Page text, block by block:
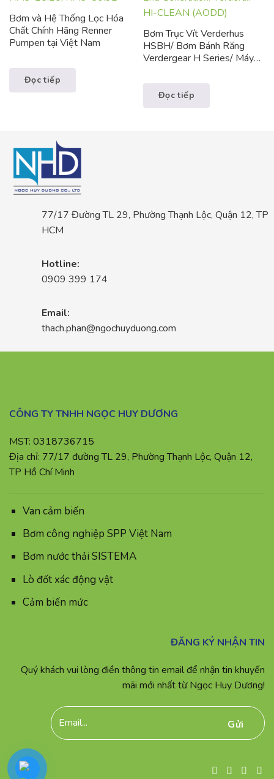
Bơm và Hệ Thống Lọc Hóa
Chất Chính Hãng Renner
Pumpen tại Việt Nam
Đọc tiếp
Bơm Trục Vít Verderhus
HSBH/ Bơm Bánh Răng
Verdergear H Series/ Máy
Phẩm Verderpro/ Bơm Định
Lượng Verderflex/ Bơm
Màng Khí Verderair
Đọc tiếp
77/17 Đường TL 29, Phường Thạnh Lộc, Quận 12, TP
HCM
Hotline:
0909 399 174
Email:
thach.phan@ngochuyduong.com
CÔNG TY TNHH NGỌC HUY DƯƠNG
MST: 0318736715
Địa chỉ: 77/17 đường TL 29, Phường Thạnh Lộc, Quận 12,
TP Hồ Chí Minh
Van cảm biến
Bơm công nghiệp SPP Việt Nam
Bơm nước thải SISTEMA
Lò đốt xác động vật
Cảm biến mức
ĐĂNG KÝ NHẬN TIN
Quý khách vui lòng điền thông tin email để nhận tin khuyến
mãi mới nhất từ Ngọc Huy Dương!